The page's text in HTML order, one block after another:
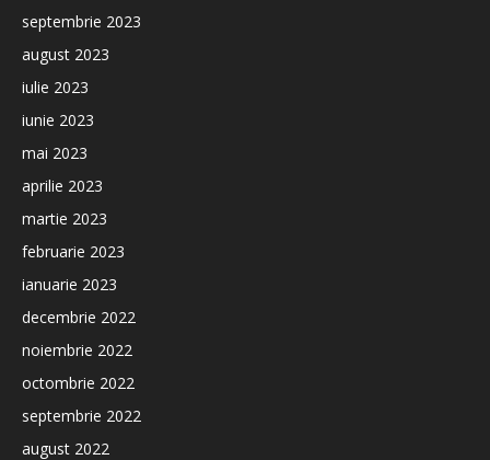
septembrie 2023
august 2023
iulie 2023
iunie 2023
mai 2023
aprilie 2023
martie 2023
februarie 2023
ianuarie 2023
decembrie 2022
noiembrie 2022
octombrie 2022
septembrie 2022
august 2022